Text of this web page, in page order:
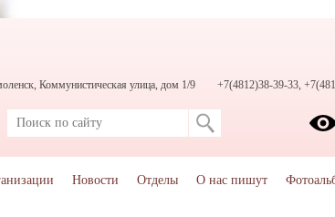
Коммунистическая улица, дом 1/9 +7(4812)38-39-33,
Новости Отделы О нас пишут